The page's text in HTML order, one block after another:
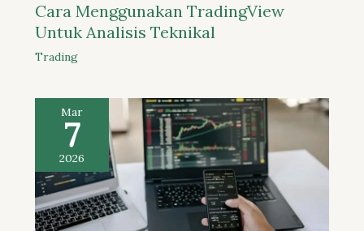
Cara Menggunakan TradingView
Untuk Analisis Teknikal
Trading
Mar
7
2026